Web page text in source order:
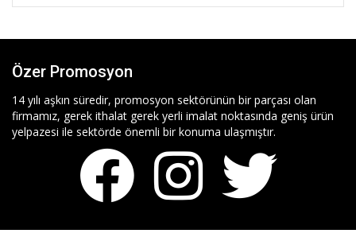
Özer Promosyon
14 yılı aşkın süredir, promosyon sektörünün bir parçası olan
firmamız, gerek ithalat gerek yerli imalat noktasında geniş ürün
yelpazesi ile sektörde önemli bir konuma ulaşmıştır.